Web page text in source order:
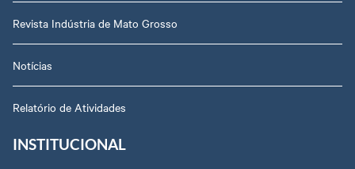
Revista Indústria de Mato Grosso
Notícias
Relatório de Atividades
INSTITUCIONAL